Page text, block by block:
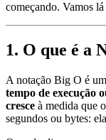
começando. Vamos
1. O que é a
A notação Big O é
tempo de execução
cresce à medida que
segundos ou bytes: